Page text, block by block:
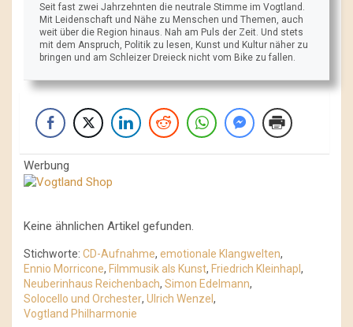
Seit fast zwei Jahrzehnten die neutrale Stimme im Vogtland.
Mit Leidenschaft und Nähe zu Menschen und Themen, auch
weit über die Region hinaus. Nah am Puls der Zeit. Und stets
mit dem Anspruch, Politik zu lesen, Kunst und Kultur näher zu
bringen und am Schleizer Dreieck nicht vom Bike zu fallen.
Werbung
Keine ähnlichen Artikel gefunden.
Stichworte: CD-Aufnahme, emotionale Klangwelten,
Ennio Morricone, Filmmusik als Kunst, Friedrich Kleinhapl ,
Neuberinhaus Reichenbach, Simon Edelmann,
Solocello und Orchester, Ulrich Wenzel ,
Vogtland Philharmonie